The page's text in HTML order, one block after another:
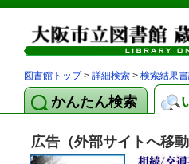
図書館トップ> 詳細検索 > 検索結果
かんたん検索
広告（外部サイトへ移動